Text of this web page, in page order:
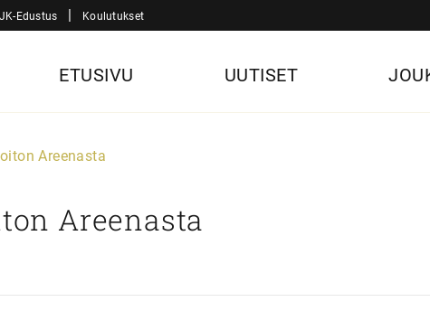
Edustus | Koulutukset
ETUSIVU UUTISET
Areenasta
Areenasta